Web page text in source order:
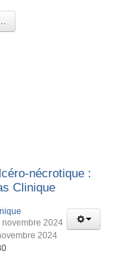
nécrotique :
Clinique
novembre 2024
2024